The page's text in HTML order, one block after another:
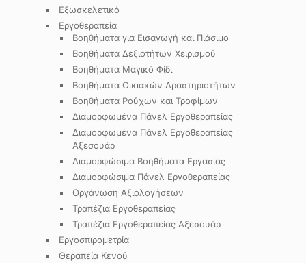
Εξωσκελετικό
Εργοθεραπεία
Βοηθήματα για Εισαγωγή και Πιάσιμο
Βοηθήματα Δεξιοτήτων Χειρισμού
Βοηθήματα Μαγικό Φίδι
Βοηθήματα Οικιακών Δραστηριοτήτων
Βοηθήματα Ρούχων και Τροφίμων
Διαμορφωμένα Πάνελ Εργοθεραπείας
Διαμορφωμένα Πάνελ Εργοθεραπείας
Αξεσουάρ
Διαμορφώσιμα Βοηθήματα Εργασίας
Διαμορφώσιμα Πάνελ Εργοθεραπείας
Οργάνωση Αξιολογήσεων
Τραπέζια Εργοθεραπείας
Τραπέζια Εργοθεραπείας Αξεσουάρ
Εργοσπιρομετρία
Θεραπεία Κενού